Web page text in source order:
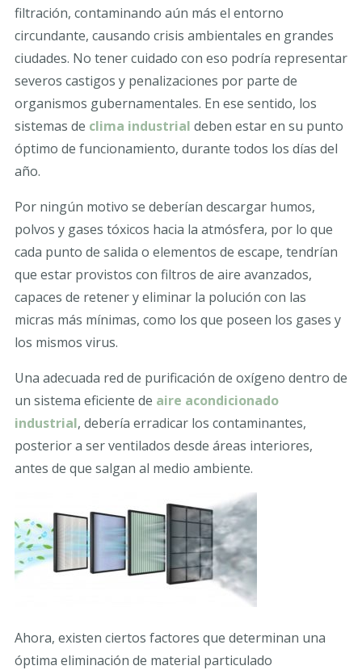
filtración, contaminando aún más el entorno
circundante, causando crisis ambientales en grandes
ciudades. No tener cuidado con eso podría representar
severos castigos y penalizaciones por parte de
organismos gubernamentales. En ese sentido, los
sistemas de clima industrial deben estar en su punto
óptimo de funcionamiento, durante todos los días del
año.
Por ningún motivo se deberían descargar humos,
polvos y gases tóxicos hacia la atmósfera, por lo que
cada punto de salida o elementos de escape, tendrían
que estar provistos con filtros de aire avanzados,
capaces de retener y eliminar la polución con las
micras más mínimas, como los que poseen los gases y
los mismos virus.
Una adecuada red de purificación de oxígeno dentro de
un sistema eficiente de aire acondicionado
industrial, debería erradicar los contaminantes,
posterior a ser ventilados desde áreas interiores,
antes de que salgan al medio ambiente.
Ahora, existen ciertos factores que determinan una
óptima eliminación de material particulado